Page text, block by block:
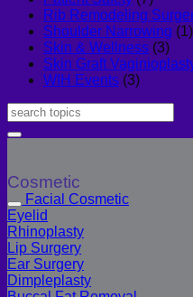
Rib Remodeling
Shoulder Narrowing (1)
Skin & Wellness (3)
Skin Graft
WIH Events (3)
Cosmetic
Facial Cosmetic
Eyelid
Rhinoplasty
Lip Surgery
Ear Surgery
Dimpleplasty